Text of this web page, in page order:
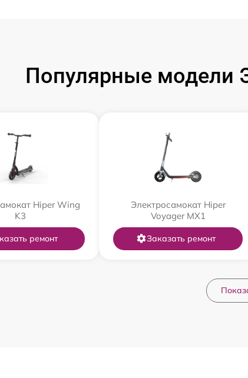
Популярные модели
Hiper Wing
K3
ремонт
Электросамокат Hiper
Voyager MX1
Заказать ремонт